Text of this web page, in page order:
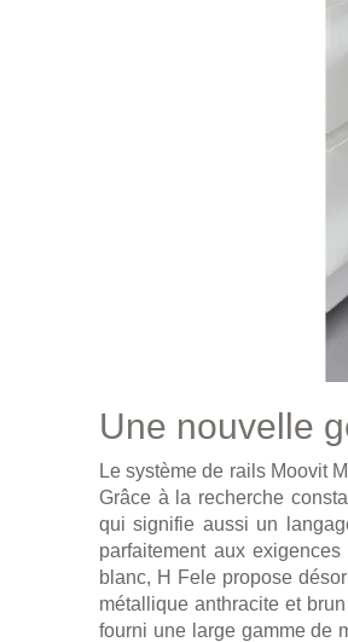
Une nouvelle
Le système de rails Moovit
Grâce à la recherche
qui signifie aussi un
parfaitement aux
blanc, H Fele propose
métallique anthracite et
fourni une large gamme de